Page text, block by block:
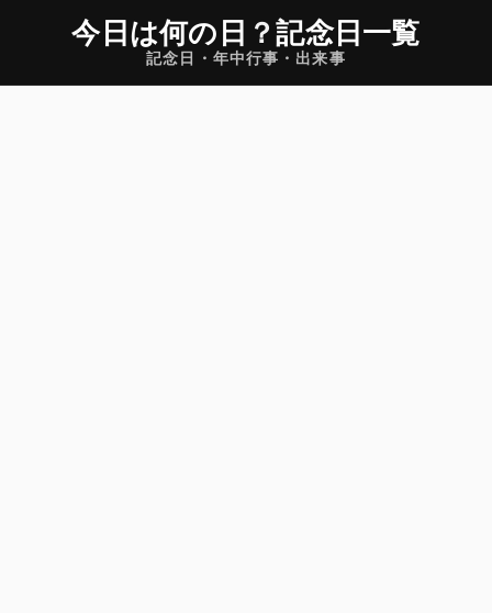
今日は何の日 ？記念日一覧
記念日・年中行事・出来事